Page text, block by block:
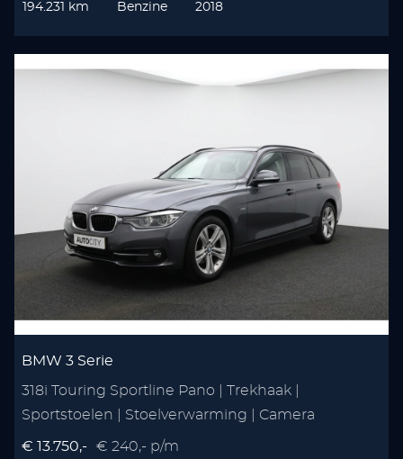
194.231 km Benzine 2018
BMW 3 Serie
318i Touring Sportline Pano | Trekhaak |
Sportstoelen | Stoelverwarming | Camera
€ 13.750,- € 240,- p/m